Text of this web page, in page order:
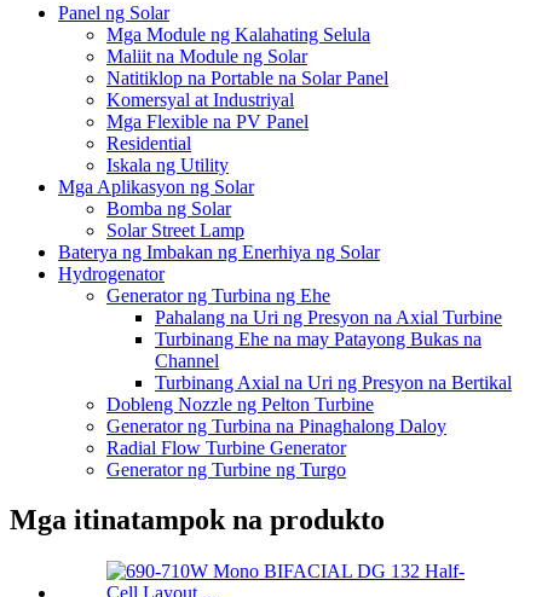
Panel ng Solar
Mga Module ng Kalahating Selula
Maliit na Module ng Solar
Natitiklop na Portable na Solar Panel
Komersyal at Industriyal
Mga Flexible na PV Panel
Residential
Iskala ng Utility
Mga Aplikasyon ng Solar
Bomba ng Solar
Solar Street Lamp
Baterya ng Imbakan ng Enerhiya ng Solar
Hydrogenator
Generator ng Turbina ng Ehe
Pahalang na Uri ng Presyon na Axial Turbine
Turbinang Ehe na may Patayong Bukas na
Channel
Turbinang Axial na Uri ng Presyon na Bertikal
Dobleng Nozzle ng Pelton Turbine
Generator ng Turbina na Pinaghalong Daloy
Radial Flow Turbine Generator
Generator ng Turbine ng Turgo
Mga itinatampok na produkto